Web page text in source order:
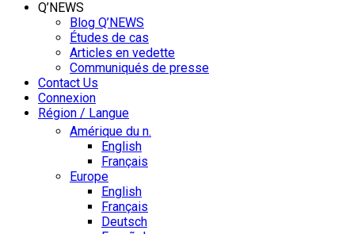
Q’NEWS
Blog Q’NEWS
Études de cas
Articles en vedette
Communiqués de presse
Contact Us
Connexion
Région / Langue
Amérique du n.
English
Français
Europe
English
Français
Deutsch